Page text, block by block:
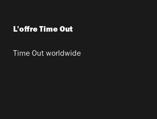
L'offre Time Out
Time Out worldwide